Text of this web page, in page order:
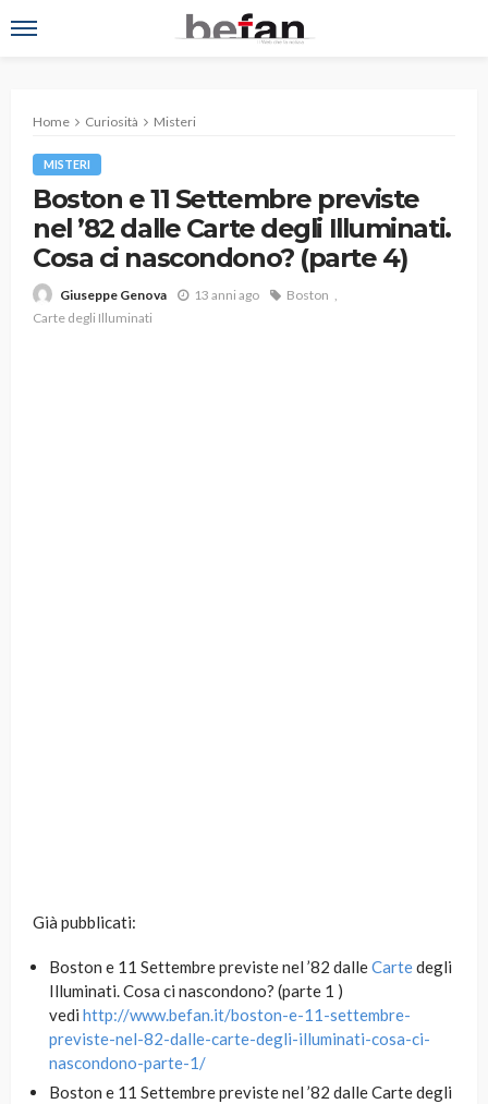
Home Curiosità Misteri
MISTERI
Boston e 11 Settembre previste
nel ’82 dalle Carte degli Illuminati.
Cosa ci nascondono? (parte 4)
Giuseppe Genova 13 anni ago
Boston
Carte degli Illuminati
Già pubblicati:
Boston e 11 Settembre previste nel ’82 dalleCartedegli
Illuminati. Cosa ci nascondono? (parte 1 )
vedi http://www.befan.it/boston-e-11-settembre-
previste-nel-82-dalle-carte-degli-illuminati-cosa-ci-
nascondono-parte-1/
Boston e 11 Settembre previste nel ’82 dalle Carte degli